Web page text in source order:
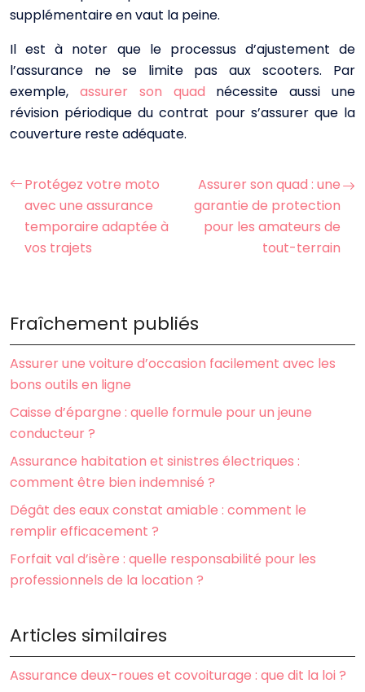
supplémentaire en vaut la peine.
Il est à noter que le processus d’ajustement de
l’assurance ne se limite pas aux scooters. Par
exemple, assurer son quad nécessite aussi une
révision périodique du contrat pour s’assurer que la
couverture reste adéquate.
Protégez votre moto
avec une assurance
temporaire adaptée à
vos trajets
Assurer son quad : une
garantie de protection
pour les amateurs de
tout-terrain
Fraîchement publiés
Assurer une voiture d’occasion facilement avec les
bons outils en ligne
Caisse d’épargne : quelle formule pour un jeune
conducteur ?
Assurance habitation et sinistres électriques :
comment être bien indemnisé ?
Dégât des eaux constat amiable : comment le
remplir efficacement ?
Forfait val d’isère : quelle responsabilité pour les
professionnels de la location ?
Articles similaires
Assurance deux-roues et covoiturage : que dit la loi ?